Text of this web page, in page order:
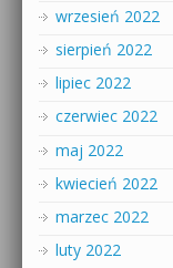
wrzesień 2022
sierpień 2022
lipiec 2022
czerwiec 2022
maj 2022
kwiecień 2022
marzec 2022
luty 2022